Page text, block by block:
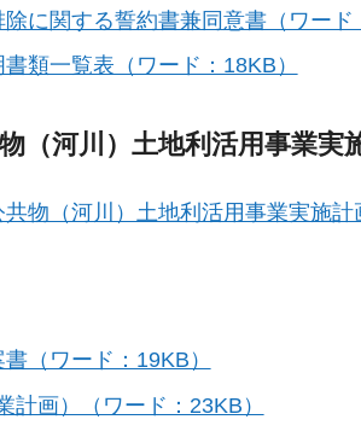
に関する誓約書兼同意書（ワード
類一覧表（ワード：18KB）
（河川）土地利活用事業実
物（河川）土地利活用事業実施計
（ワード：19KB）
計画）（ワード：23KB）